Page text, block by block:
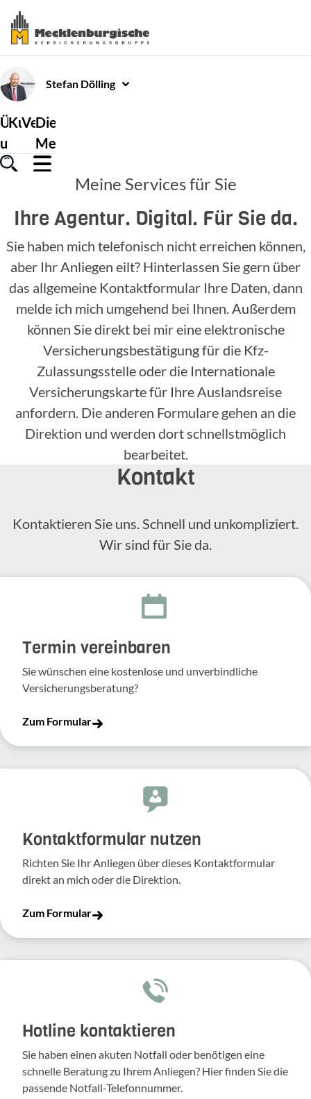
Stefan Dölling
Über
uns
Kundenservice
Versicherungen
Die
Mecklenburgische
Meine Services für Sie
Ihre Agentur. Digital. Für Sie da.
Sie haben mich telefonisch nicht erreichen können,
aber Ihr Anliegen eilt? Hinterlassen Sie gern über
das allgemeine Kontaktformular Ihre Daten, dann
melde ich mich umgehend bei Ihnen. Außerdem
können Sie direkt bei mir eine elektronische
Versicherungsbestätigung für die Kfz-
Zulassungsstelle oder die Internationale
Versicherungskarte für Ihre Auslandsreise
anfordern. Die anderen Formulare gehen an die
Direktion und werden dort schnellstmöglich
bearbeitet.
Kontakt
Kontak­tieren Sie uns. Schnell und unkom­pli­ziert.
Wir sind für Sie da.
Termin vereinbaren
Sie wünschen eine kostenlose und unverbindliche
Versicherungsberatung?
Zum Formular
Kontakt­for­mular nutzen
Richten Sie Ihr Anliegen über dieses Kontakt­for­mular
direkt an mich oder die Direk­tion.
Zum Formular
Hotline kontaktieren
Sie haben einen akuten Notfall oder benötigen eine
schnelle Beratung zu Ihrem Anliegen? Hier finden Sie die
passende Notfall-Telefonnummer.